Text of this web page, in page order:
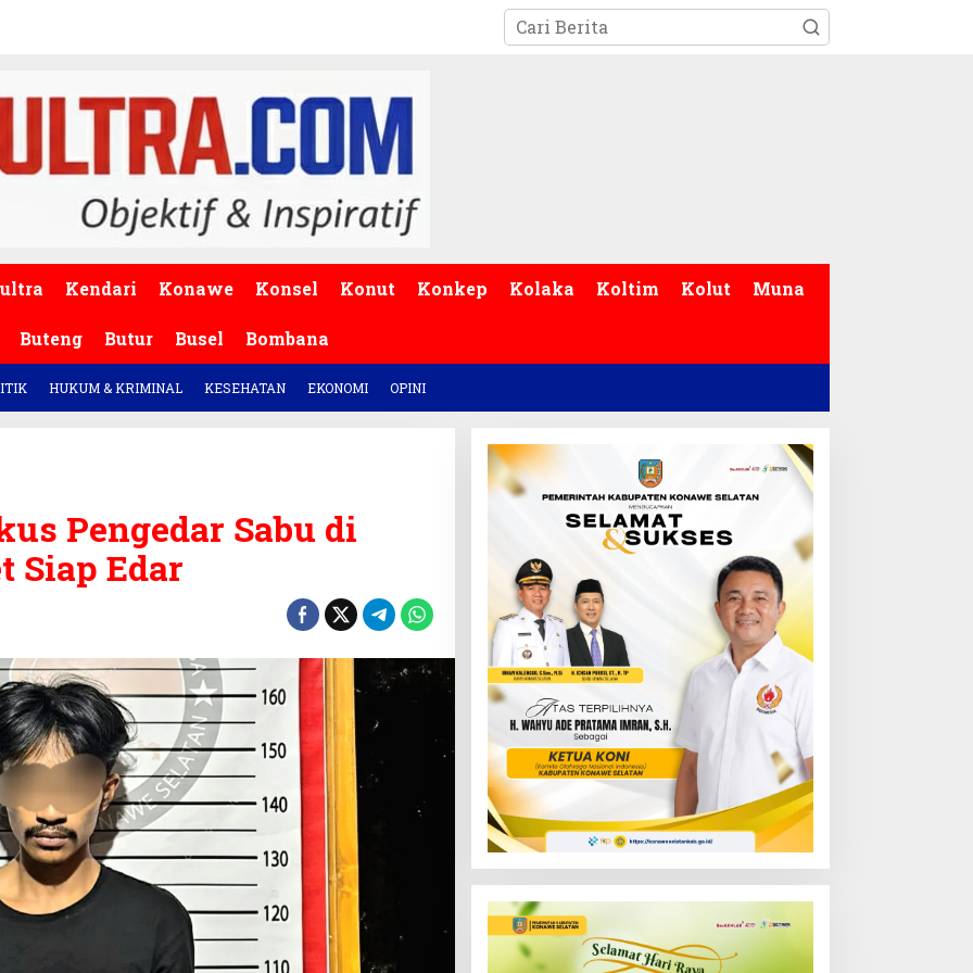
Kendari Konawe Konsel Konut Konkep Kolaka Koltim Kolut Muna
Buteng Butur Busel Bombana
HUKUM & KRIMINAL KESEHATAN EKONOMI OPINI
Pengedar Sabu di
Siap Edar